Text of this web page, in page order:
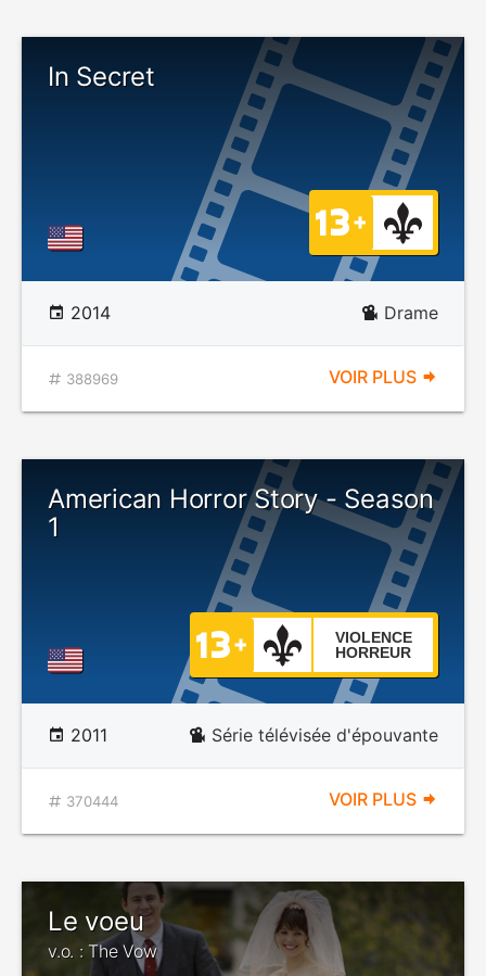
In Secret
2014 Drame
388969 VOIR PLUS
American Horror Story - Season
1
VIOLENCE
HORREUR
2011 Série télévisée d'épouvante
370444 VOIR PLUS
Le voeu
v.o. : The Vow